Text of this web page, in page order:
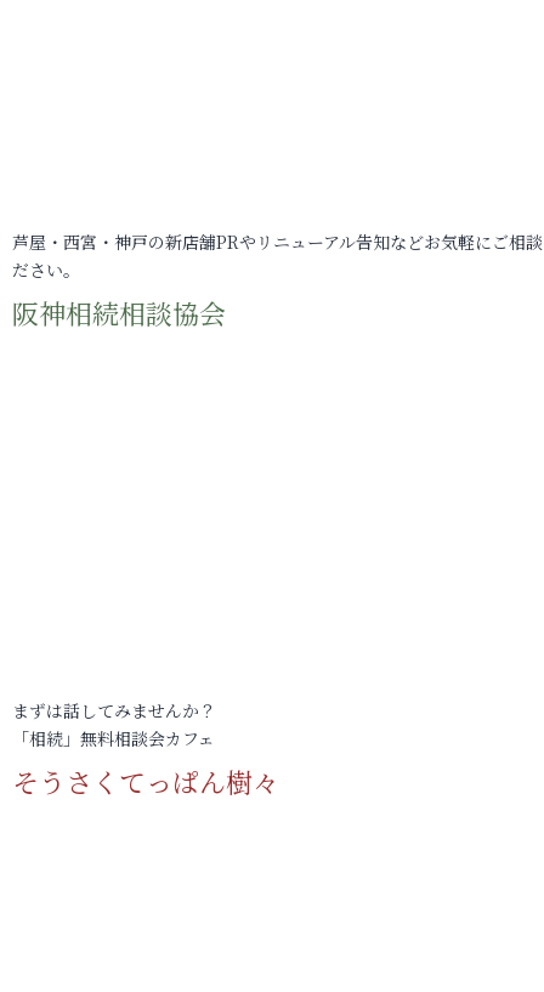
芦屋・西宮・神戸の新店舗PRやリニューアル告知などお気軽にご相
ださい。
阪神相続相談協会
まずは話してみませんか？
「相続」無料相談会カフェ
そうさくてっぱん樹々